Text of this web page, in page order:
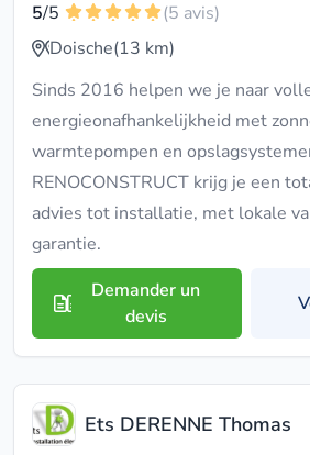
5/5
(5 avis)
Doische(13 km)
Sinds 2016 helpen we je naar
energieonafhankelijkheid met
warmtepompen en
RENOCONSTRUCT krijg je een
advies tot installatie, met lokale
garantie.
Demander un
devis
Ets DERENNE Thomas